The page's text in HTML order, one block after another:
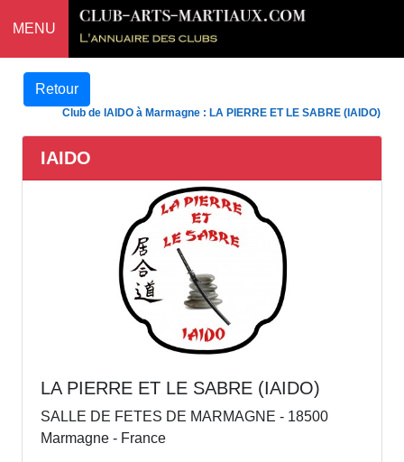
MENU
Retour
Club de IAIDO à Marmagne : LA PIERRE ET LE SABRE (IAIDO)
IAIDO
LA PIERRE ET LE SABRE (IAIDO)
SALLE DE FETES DE MARMAGNE - 18500
Marmagne - France